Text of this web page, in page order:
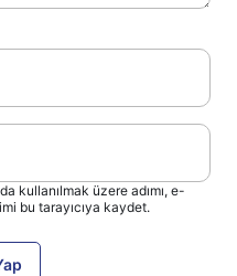
kullanılmak üzere adımı, e-
bu tarayıcıya kaydet.